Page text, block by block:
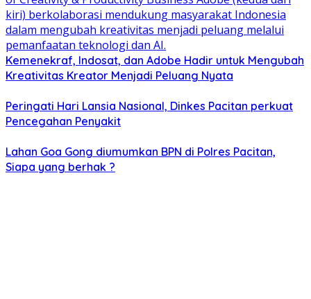
Kemenekraf, Indosat, dan Adobe Hadir untuk Mengubah
Kreativitas Kreator Menjadi Peluang Nyata
Peringati Hari Lansia Nasional, Dinkes Pacitan perkuat
Pencegahan Penyakit
Lahan Goa Gong diumumkan BPN di Polres Pacitan,
Siapa yang berhak ?